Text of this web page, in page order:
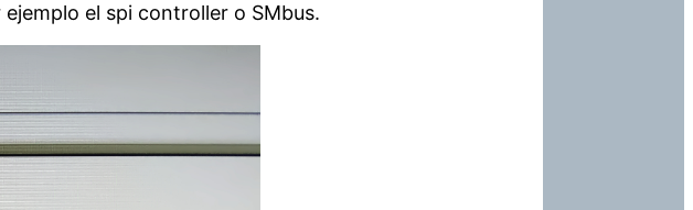
el spi controller o SMbus.